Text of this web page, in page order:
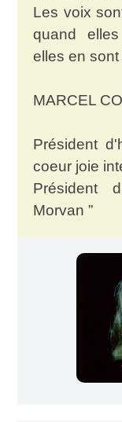
Les voix
quand
elles en
MARCEL
Président
coeur joie
Président
Morvan ”